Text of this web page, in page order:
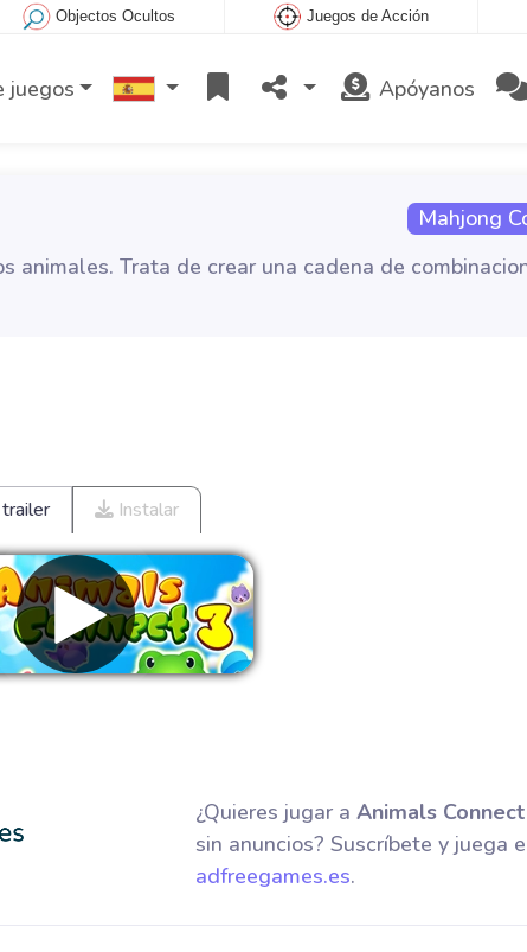
Objectos Ocultos Juegos de Acción
juegos Apóyanos
Mahjong
animales. Trata de crear una cadena de
Instalar
¿Quieres jugar a Animals
sin anuncios? Suscríbete y juega
adfreegames.es.